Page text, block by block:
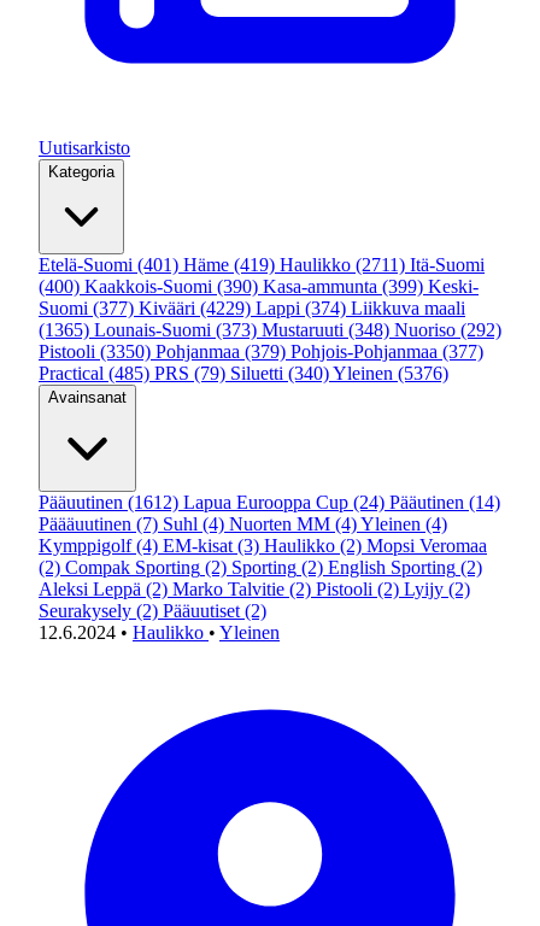
Uutisarkisto
Kategoria
Etelä-Suomi (401) Häme (419) Haulikko (2711) Itä-Suomi
(400) Kaakkois-Suomi (390) Kasa-ammunta (399) Keski-
Suomi (377) Kivääri (4229) Lappi (374) Liikkuva maali
(1365) Lounais-Suomi (373) Mustaruuti (348) Nuoriso (292)
Pistooli (3350) Pohjanmaa (379) Pohjois-Pohjanmaa (377)
Practical (485) PRS (79) Siluetti (340)Yleinen (5376)
Avainsanat
Pääuutinen (1612) Lapua Eurooppa Cup (24) Pääutinen (14)
Päääuutinen (7) Suhl (4) Nuorten MM (4)Yleinen (4)
Kymppigolf (4) EM-kisat (3) Haulikko (2) Mopsi Veromaa
(2) Compak Sporting (2) Sporting (2) English Sporting (2)
Aleksi Leppä (2) Marko Talvitie (2) Pistooli (2) Lyijy (2)
Seurakysely (2) Pääuutiset (2)
12.6.2024 • Haulikko • Yleinen